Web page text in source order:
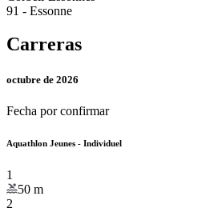
91 - Essonne
Carreras
octubre de 2026
Fecha por confirmar
Aquathlon Jeunes - Individuel
1
50 m
2